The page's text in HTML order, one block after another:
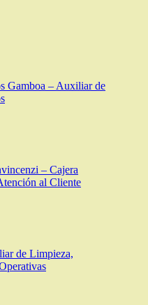
Gamboa – Auxiliar de
– Cajera
al Cliente
de Limpieza,